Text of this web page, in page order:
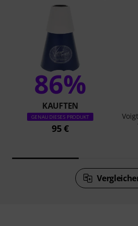
86%
KAUFTEN
GENAU DIESES PRODUKT
95 €